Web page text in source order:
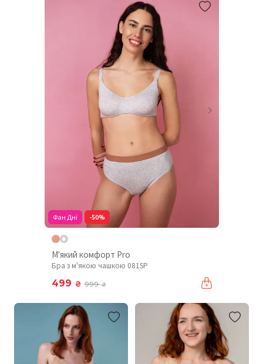
Фан Дні -50%
М'який комфорт Pro
Бра з м'якою чашкою 081SP
499 ₴ 999₴